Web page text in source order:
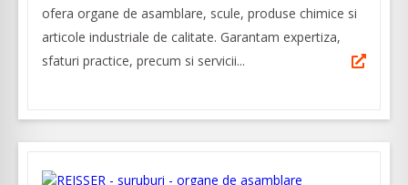
ofera organe de asamblare, scule, produse chimice si
articole industriale de calitate. Garantam expertiza,
sfaturi practice, precum si servicii...